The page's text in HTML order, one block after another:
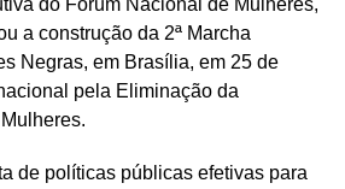
a construção da 2ª Marcha
Negras, em Brasília, em 25 de
pela Eliminação da
de políticas públicas efetivas para